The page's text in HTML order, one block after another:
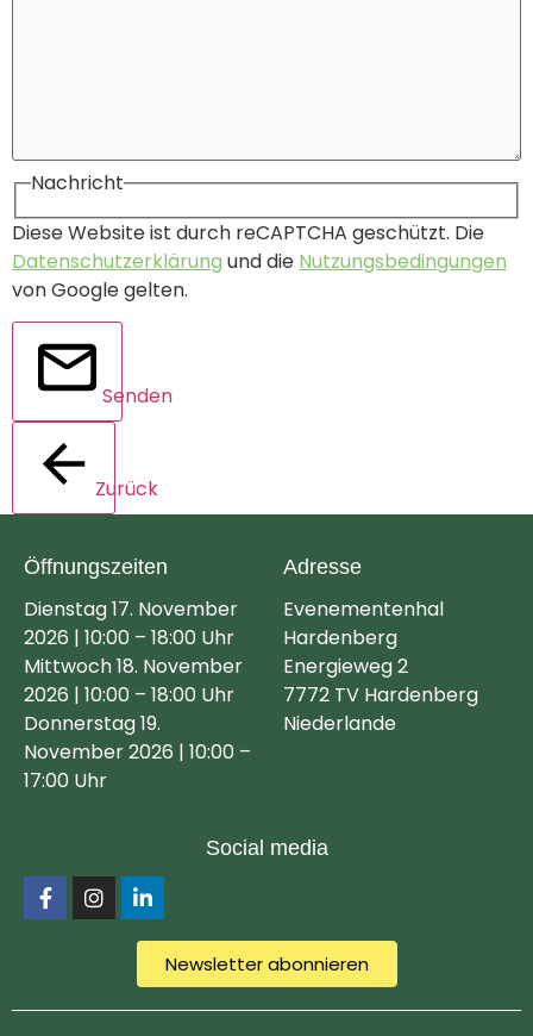
Nachricht
Diese Website ist durch reCAPTCHA geschützt. Die
Datenschutzerklärung und die Nutzungsbedingungen
von Google gelten.
Senden
Zurück
Öffnungszeiten
Dienstag 17. November
2026 | 10:00 – 18:00 Uhr
Mittwoch 18. November
2026 | 10:00 – 18:00 Uhr
Donnerstag 19.
November 2026 | 10:00 –
17:00 Uhr
Adresse
Evenementenhal
Hardenberg
Energieweg 2
7772 TV Hardenberg
Niederlande
Social media
Newsletter abonnieren